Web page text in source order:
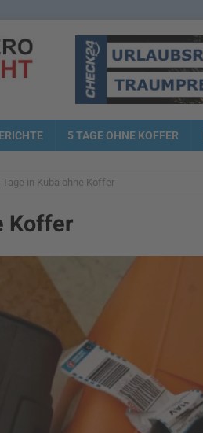
5 TAGE OHNE KOFFER
Tage in Kuba ohne Koffer
Koffer